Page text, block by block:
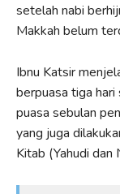
setelah nabi
Makkah belum
Ibnu Katsir
berpuasa tiga
puasa sebulan
yang juga
Kitab (Yahudi dan